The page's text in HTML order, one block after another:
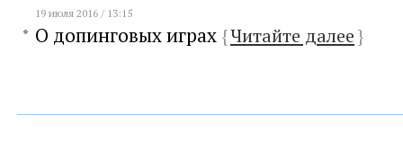
19 июля 2016 / 13:15
О допинговых играх {Читайте далее}